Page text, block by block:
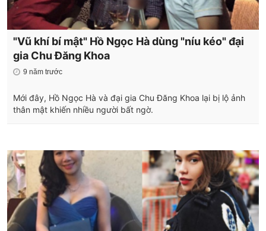
"Vũ khí bí mật" Hồ Ngọc Hà dùng "níu kéo" đại
gia Chu Đăng Khoa
9 năm trước
Mới đây, Hồ Ngọc Hà và đại gia Chu Đăng Khoa lại bị lộ ảnh
thân mật khiến nhiều người bất ngờ.